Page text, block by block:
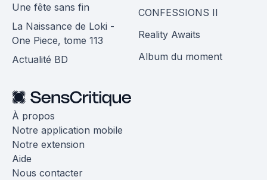
Une fête sans fin
La Naissance de Loki -
One Piece, tome 113
Actualité BD
CONFESSIONS II
Reality Awaits
Album du moment
À propos
Notre application mobile
Notre extension
Aide
Nous contacter